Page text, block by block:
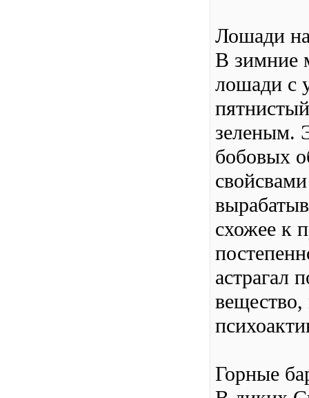
Лошади
В зимние
лошади с
зеленым.
бобовых
схожее к
астрагал
вещество,
Горные